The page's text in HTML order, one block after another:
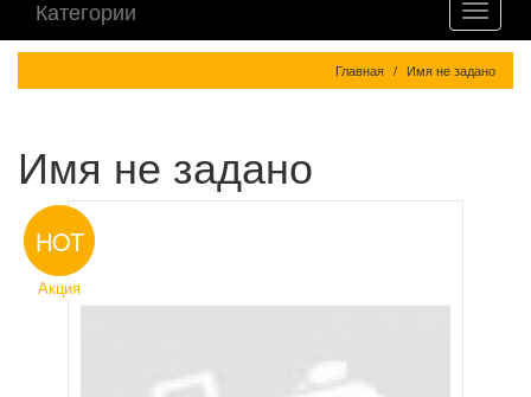
Категории
Главная Имя не задано
Имя не задано
HOT
Акция